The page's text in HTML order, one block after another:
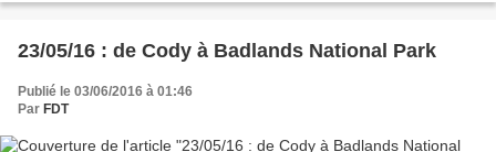
23/05/16 : de Cody à Badlands National Park
Publié le 03/06/2016 à 01:46
Par FDT